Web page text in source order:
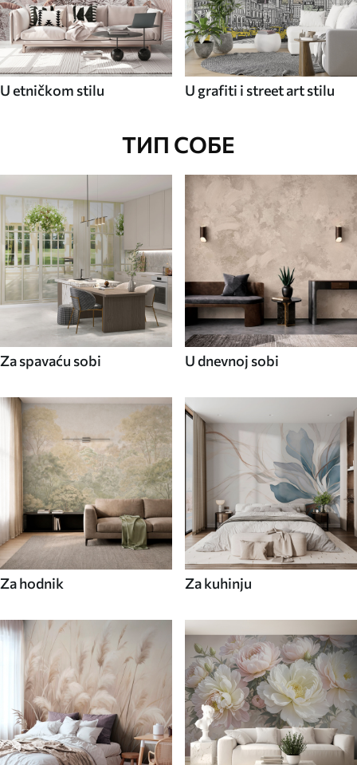
U etničkom stilu U grafiti i street art stilu
ТИП СОБЕ
Za spavaću sobi U dnevnoj sobi
Za hodnik Za kuhinju